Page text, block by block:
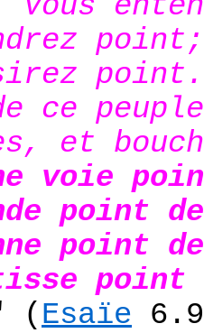
ce
et
voie
point
point
( Esaïe